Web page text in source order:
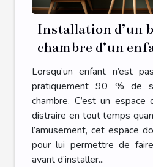
Installation d’un
chambre d’un
s’y
Lorsqu’un enfant n’est
pratiquement 90 % de
chambre. C’est un
distraire en tout temps
l’amusement, cet espace
pour lui permettre de
avant d’installer...